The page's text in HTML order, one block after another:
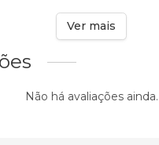
Ver mais
Não há avaliações ainda.